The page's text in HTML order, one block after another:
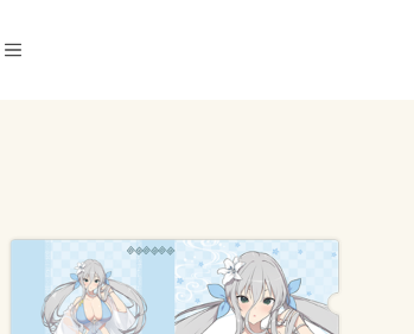
ダンガンロンパ シリーズ
POP UP SHOP 2022
POP UP SHOP 2024
超高校級 イラスト ver.